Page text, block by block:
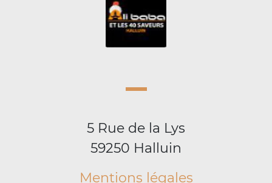
5 Rue de la Lys
59250 Halluin
Mentions légales